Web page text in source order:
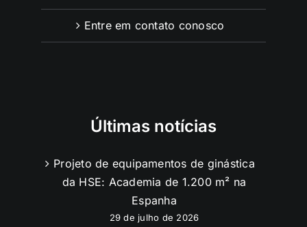
Entre em contato conosco
Últimas notícias
Projeto de equipamentos de ginástica
da HSE: Academia de 1.200 m² na
Espanha
29 de julho de 2026